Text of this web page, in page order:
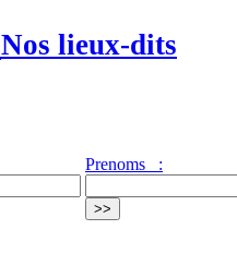
Nos lieux-dits
Prenoms :